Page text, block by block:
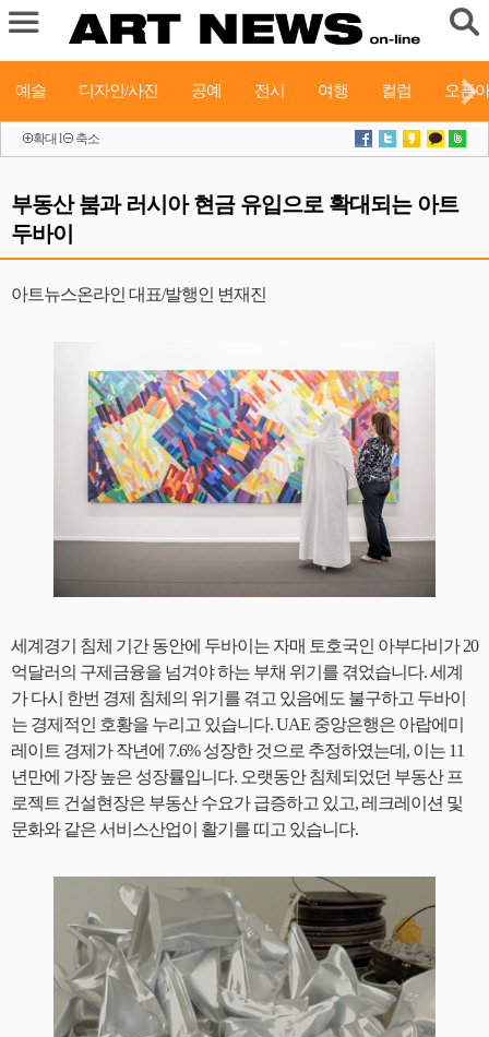
예술 디자인/사진 공예 전시 여행 컬럼 오픈
확대 l 축소
부동산 붐과 러시아 현금 유입으로 확대되는 아트
두바이
아트뉴스온라인 대표/발행인 변재진
세계경기 침체 기간 동안에 두바이는 자매 토호국인 아부다비가 20
억달러의 구제금융을 넘겨야 하는 부채 위기를 겪었습니다. 세계
가 다시 한번 경제 침체의 위기를 겪고 있음에도 불구하고 두바이
는 경제적인 호황을 누리고 있습니다. UAE 중앙은행은 아랍에미
레이트 경제가 작년에 7.6% 성장한 것으로 추정하였는데, 이는 11
년만에 가장 높은 성장률입니다. 오랫동안 침체되었던 부동산 프
로젝트 건설현장은 부동산 수요가 급증하고 있고, 레크레이션 및
문화와 같은 서비스산업이 활기를 띠고 있습니다.